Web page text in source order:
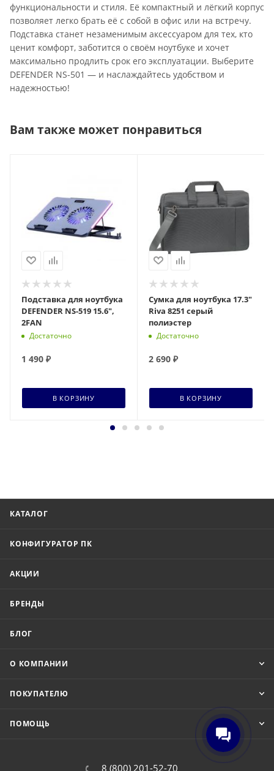
функциональности и стиля. Её компактный и лёгкий корпус
позволяет легко брать её с собой в офис или на встречу.
Подставка станет незаменимым аксессуаром для тех, кто
ценит комфорт, заботится о своём ноутбуке и хочет
максимально продлить срок его эксплуатации. Выберите
DEFENDER NS-501 — и наслаждайтесь удобством и
надежностью!
Вам также может понравиться
Подставка для ноутбука
DEFENDER NS-519 15.6",
2FAN
Достаточно
1 490 ₽
В КОРЗИНУ
Сумка для ноутбука 17.3"
Riva 8251 серый
полиэстер
Достаточно
2 690 ₽
В КОРЗИНУ
КАТАЛОГ
КОНФИГУРАТОР ПК
АКЦИИ
БРЕНДЫ
БЛОГ
О КОМПАНИИ
ПОКУПАТЕЛЮ
ПОМОЩЬ
8 (800) 201-52-70